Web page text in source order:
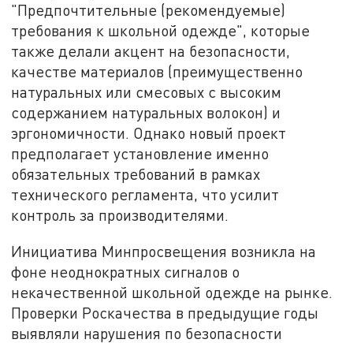
"Предпочтительные (рекомендуемые)
требования к школьной одежде", которые
также делали акцент на безопасности,
качестве материалов (преимущественно
натуральных или смесовых с высоким
содержанием натуральных волокон) и
эргономичности. Однако новый проект
предполагает установление именно
обязательных требований в рамках
технического регламента, что усилит
контроль за производителями.
Инициатива Минпросвещения возникла на
фоне неоднократных сигналов о
некачественной школьной одежде на рынке.
Проверки Роскачества в предыдущие годы
выявляли нарушения по безопасности